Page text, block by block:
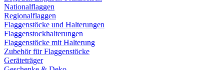
Nationalflaggen
Regionalflaggen
Flaggenstöcke und Halterungen
Flaggenstockhalterungen
Flaggenstöcke mit Halterung
Zubehör für Flaggenstöcke
Geräteträger